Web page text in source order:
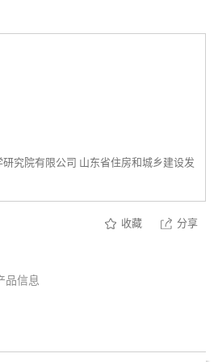
究院有限公司 山东省住房和城乡建设发
收藏 分享
品信息